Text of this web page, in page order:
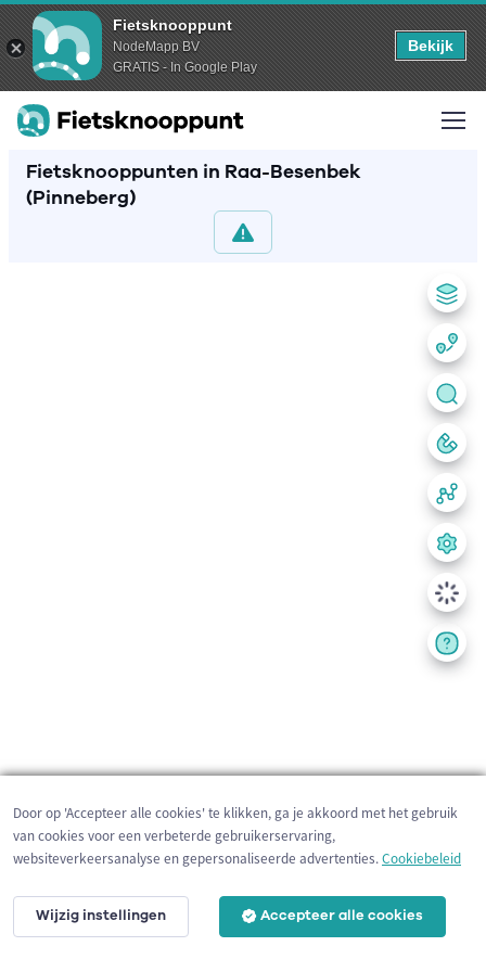
Fietsknooppunt
NodeMapp BV
GRATIS - In Google Play
Bekijk
Fietsknooppunten in Raa-Besenbek
(Pinneberg)
200 m
Door op 'Accepteer alle cookies' te klikken, ga je akkoord met het gebruik
van cookies voor een verbeterde gebruikerservaring,
websiteverkeersanalyse en gepersonaliseerde advertenties.Cookiebeleid
Wijzig instellingen Accepteer alle cookies